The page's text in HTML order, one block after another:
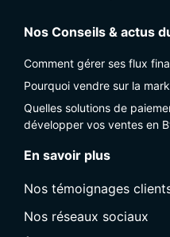
Nos Conseils & actus
Comment gérer ses flux
Pourquoi vendre sur la
Quelles solutions de
développer vos ventes en
En savoir plus
Nos témoignages
Nos réseaux sociaux